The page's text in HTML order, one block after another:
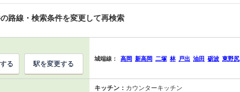
路線・検索条件を変更して再検索
城端線： 高岡 新高岡 二塚 林 戸出 油田 砺波 東野尻
る 駅を変更する
キッチン： カウンターキッチン